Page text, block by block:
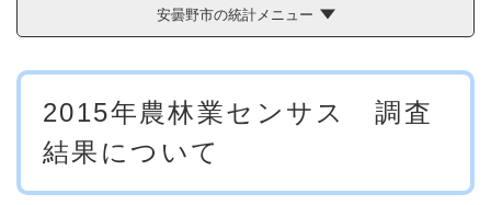
安曇野市の統計メニュー
本
2015年農林業センサス 調査
結果について